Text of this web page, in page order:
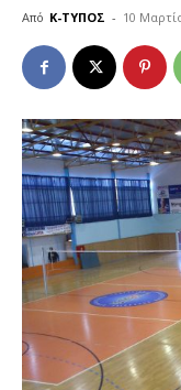
Από Κ-ΤΥΠΟΣ - 10